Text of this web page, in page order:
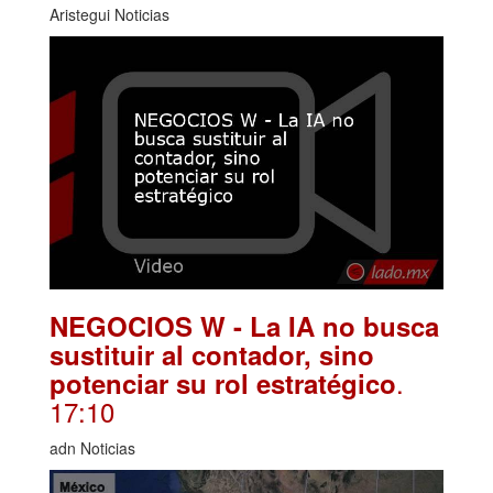
Aristegui Noticias
NEGOCIOS W - La IA no busca
sustituir al contador, sino
potenciar su rol estratégico.
17:10
adn Noticias